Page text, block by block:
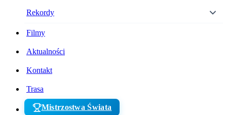
Rekordy
Filmy
Aktualności
Kontakt
Trasa
Mistrzostwa Świata